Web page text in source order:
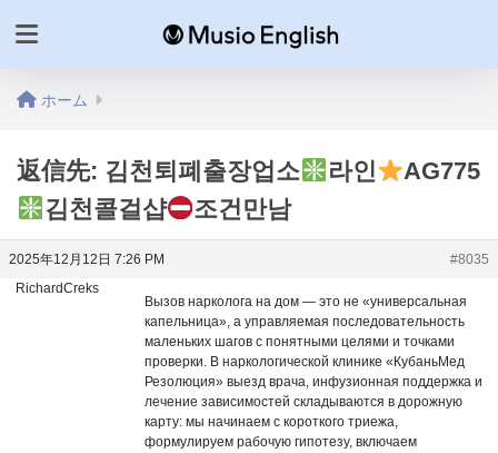
ホーム
返信先: 김천퇴폐출장업소 라인
AG775
김천콜걸샵
조건만남
2025年12月12日 7:26 PM
#8035
RichardCreks
Вызов нарколога на дом — это не «универсальная
капельница», а управляемая последовательность
маленьких шагов с понятными целями и точками
проверки. В наркологической клинике «КубаньМед
Резолюция» выезд врача, инфузионная поддержка и
лечение зависимостей складываются в дорожную
карту: мы начинаем с короткого триежа,
формулируем рабочую гипотезу, включаем